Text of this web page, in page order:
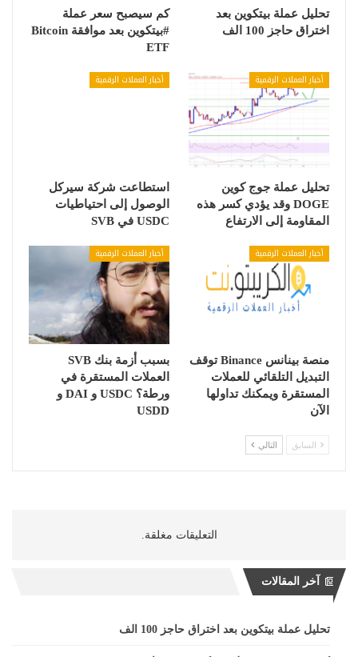
تحليل عملة بيتكوين بعد
اختراق حاجز 100 الف
كم سيصبح سعر عملة
#بيتكوين بعد موافقة Bitcoin
ETF
أخبار العملات الرقمية
تحليل عملة جوج كوين
DOGE وقد يؤدي كسر هذه
المقاومة إلى الارتفاع
أخبار العملات الرقمية
استطاعت شركة سيركل
الوصول إلى احتياطيات
USDC في SVB
أخبار العملات الرقمية
منصة بينانس Binance توقف
التبديل التلقائي للعملات
المستقرة ويمكنك تداولها
الآن
أخبار العملات الرقمية
بسبب أزمة بنك SVB
العملات المستقرة في
ورطة؟ USDC و DAI و
USDD
السابق التالي
التعليقات مغلقة.
آخر المقالات
تحليل عملة بيتكوين بعد اختراق حاجز 100 الف